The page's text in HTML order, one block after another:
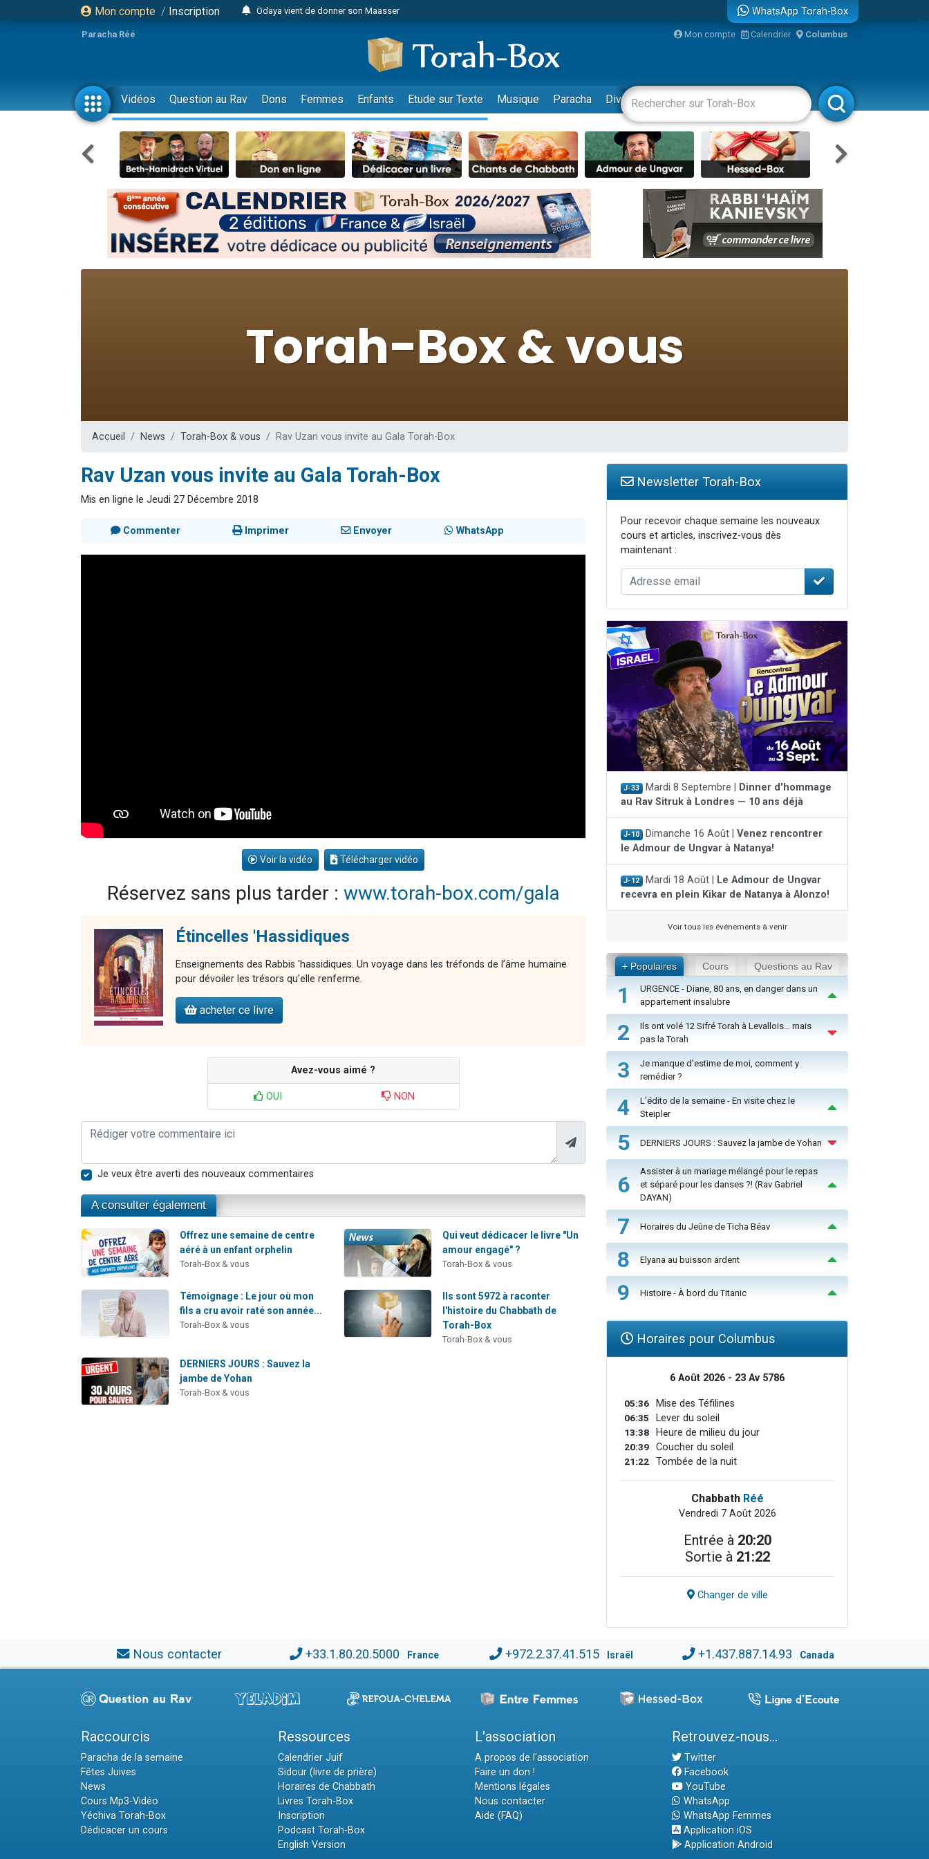
Mon compte / Inscription
Odaya vient de donner son Maasser
3 personnes viennent de faire un don pour Diane, 80 ans, dans un appartement insalubre
2 personnes viennent de nous rejoindre sur WhatsApp
13 personnes viennent de demander une bénédiction
12 nouvelles musiques dans Torah-Box Music
30 personnes viennent de faire un don pour Sauvez la jambe de Yohan
Il reste 49 places pour étudier en groupe sur Zoom
3 personnes viennent de nous rejoindre sur WhatsApp
2 personnes viennent de nous rejoindre sur WhatsApp
3 personnes viennent de nous rejoindre sur WhatsApp
2 nouvelles musiques dans Torah-Box Music
8 personnes viennent de faire un don pour Tsédaka : pauvres d'Israel
Il reste 49 places pour étudier en groupe sur Zoom
Nathaniel vient de donner son Maasser
WhatsApp Torah-Box
Paracha Réé Mon compte Calendrier Columbus
Vidéos Question au Rav Dons Femmes Enfants Etude sur Texte Musique Paracha Divertissements Livres Rabbanim
Accueil News Torah-Box & vous Rav Uzan vous invite au Gala Torah-Box
Rav Uzan vous invite au Gala Torah-Box
Mis en ligne le Jeudi 27 Décembre 2018
Commenter Imprimer Envoyer WhatsApp
Voir la vidéo Télécharger vidéo
Réservez sans plus tarder : www.torah-box.com/gala
Étincelles 'Hassidiques
Enseignements des Rabbis 'hassidiques. Un voyage dans les tréfonds de l’âme humaine
pour dévoiler les trésors qu’elle renferme.
acheter ce livre
Avez-vous aimé ?
OUI NON
Je veux être averti des nouveaux commentaires
A consulter également
Offrez une semaine de centre
aéré à un enfant orphelin
Torah-Box & vous
Qui veut dédicacer le livre "Un
amour engagé" ?
Torah-Box & vous
Témoignage : Le jour où mon
fils a cru avoir raté son année...
Torah-Box & vous
Ils sont 5972 à raconter
l'histoire du Chabbath de
Torah-Box
Torah-Box & vous
DERNIERS JOURS : Sauvez la
jambe de Yohan
Torah-Box & vous
Newsletter Torah-Box
Pour recevoir chaque semaine les nouveaux
cours et articles, inscrivez-vous dès
maintenant :
J-33 Mardi 8 Septembre |
Dinner d'hommage
au Rav Sitruk à Londres — 10 ans déjà
J-10 Dimanche 16 Août | Venez rencontrer
le Admour de Ungvar à Natanya!
J-12 Mardi 18 Août |
Le Admour de Ungvar
recevra en plein Kikar de Natanya à Alonzo!
Voir tous les événements à venir
+ Populaires Cours Questions au Rav
1
URGENCE - Diane, 80 ans, en danger dans un
appartement insalubre
2
Ils ont volé 12 Sifré Torah à Levallois… mais
pas la Torah
3
Je manque d'estime de moi, comment y
remédier ?
4
L'édito de la semaine - En visite chez le
Steipler
5 DERNIERS JOURS : Sauvez la jambe de Yohan
6
Assister à un mariage mélangé pour le repas
et séparé pour les danses ?! (Rav Gabriel
DAYAN)
7 Horaires du Jeûne de Ticha Béav
8 Elyana au buisson ardent
9 Histoire - À bord du Titanic
Horaires pour Columbus
6 Août 2026 - 23 Av 5786
05:36 Mise des Téfilines
06:35 Lever du soleil
13:38 Heure de milieu du jour
20:39 Coucher du soleil
21:22 Tombée de la nuit
Chabbath Réé
Vendredi 7 Août 2026
Entrée à 20:20
Sortie à 21:22
Changer de ville
Nous contacter +33.1.80.20.5000 France +972.2.37.41.515 Israël +1.437.887.14.93 Canada
Raccourcis
Paracha de la semaine
Fêtes Juives
News
Cours Mp3-Vidéo
Yéchiva Torah-Box
Dédicacer un cours
Ressources
Calendrier Juif
Sidour (livre de prière)
Horaires de Chabbath
Livres Torah-Box
Inscription
Podcast Torah-Box
English Version
L'association
A propos de l'association
Faire un don !
Mentions légales
Nous contacter
Aide (FAQ)
Retrouvez-nous...
Twitter
Facebook
YouTube
WhatsApp
WhatsApp Femmes
Application iOS
Application Android